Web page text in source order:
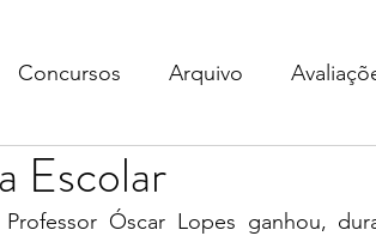
Concursos Arquivo
ebpol ubuntu
Escolar
Óscar Lopes ganhou,